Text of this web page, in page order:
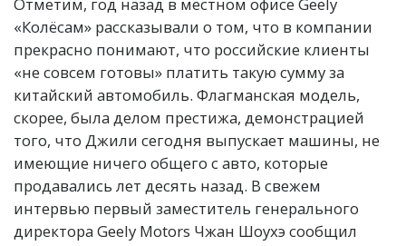
«Колёсам» рассказывали о том, что в компании
прекрасно понимают, что российские клиенты
«не совсем готовы» платить такую сумму за
китайский автомобиль. Флагманская модель,
скорее, была делом престижа, демонстрацией
того, что Джили сегодня выпускает машины, не
имеющие ничего общего с авто, которые
продавались лет десять назад. В свежем
интервью первый заместитель генерального
директора Geely Motors Чжан Шоухэ сообщил